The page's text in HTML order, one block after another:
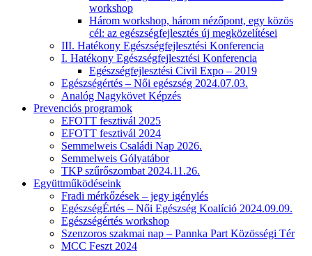
workshop
Három workshop, három nézőpont, egy közös
cél: az egészségfejlesztés új megközelítései
III. Hatékony Egészségfejlesztési Konferencia
I. Hatékony Egészségfejlesztési Konferencia
Egészségfejlesztési Civil Expo – 2019
Egészségértés – Női egészség 2024.07.03.
Analóg Nagykövet Képzés
Prevenciós programok
EFOTT fesztivál 2025
EFOTT fesztivál 2024
Semmelweis Családi Nap 2026.
Semmelweis Gólyatábor
TKP szűrőszombat 2024.11.26.
Együttműködéseink
Fradi mérkőzések – jegy igénylés
EgészségÉrtés – Női Egészség Koalíció 2024.09.09.
Egészségértés workshop
Szenzoros szakmai nap – Pannka Part Közösségi Tér
MCC Feszt 2024